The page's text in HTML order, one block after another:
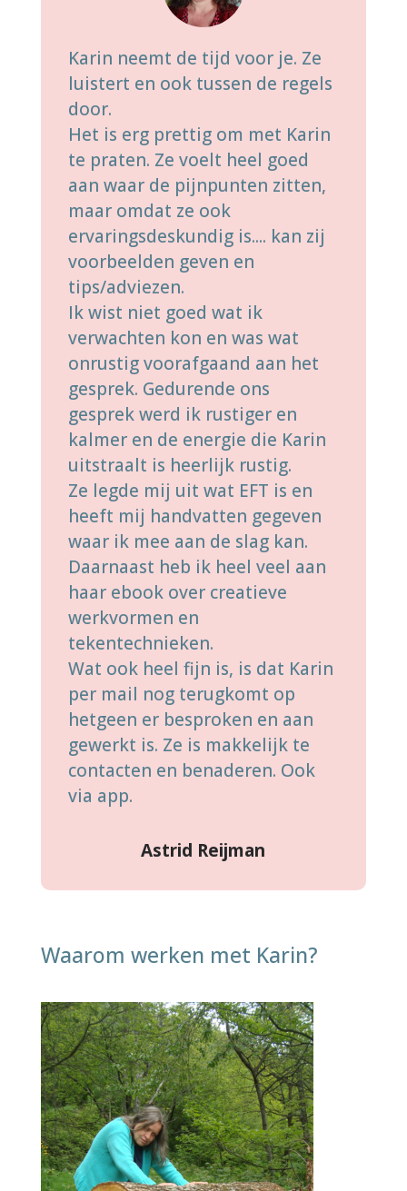
Karin neemt de tijd voor je. Ze
luistert en ook tussen de regels
door.
Het is erg prettig om met Karin
te praten. Ze voelt heel goed
aan waar de pijnpunten zitten,
maar omdat ze ook
ervaringsdeskundig is.... kan zij
voorbeelden geven en
tips/adviezen.
Ik wist niet goed wat ik
verwachten kon en was wat
onrustig voorafgaand aan het
gesprek. Gedurende ons
gesprek werd ik rustiger en
kalmer en de energie die Karin
uitstraalt is heerlijk rustig.
Ze legde mij uit wat EFT is en
heeft mij handvatten gegeven
waar ik mee aan de slag kan.
Daarnaast heb ik heel veel aan
haar ebook over creatieve
werkvormen en
tekentechnieken.
Wat ook heel fijn is, is dat Karin
per mail nog terugkomt op
hetgeen er besproken en aan
gewerkt is. Ze is makkelijk te
contacten en benaderen. Ook
via app.
Astrid Reijman
Waarom werken met Karin?